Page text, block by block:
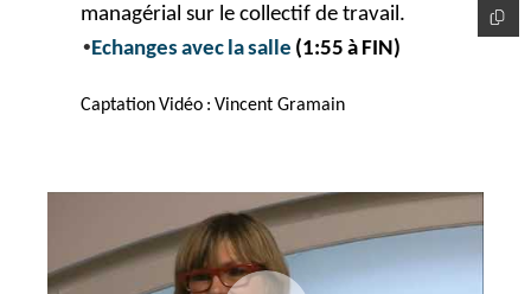
managérial sur le collectif de travail.
•Echanges avec lasalle (1:55 à FIN)
CaptationVidéo : Vincent Gramain